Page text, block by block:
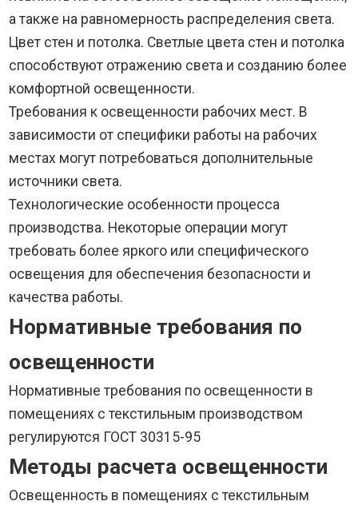
а также на равномерность распределения света.
Цвет стен и потолка. Светлые цвета стен и потолка
способствуют отражению света и созданию более
комфортной освещенности.
Требования к освещенности рабочих мест. В
зависимости от специфики работы на рабочих
местах могут потребоваться дополнительные
источники света.
Технологические особенности процесса
производства. Некоторые операции могут
требовать более яркого или специфического
освещения для обеспечения безопасности и
качества работы.
Нормативные требования по
освещенности
Нормативные требования по освещенности в
помещениях с текстильным производством
регулируются ГОСТ 30315-95
Методы расчета освещенности
Освещенность в помещениях с текстильным